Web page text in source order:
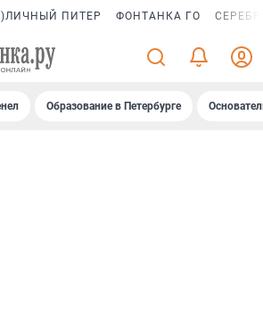
ПИТЕР ФОНТАНКА ГО
Образование в Петербурге